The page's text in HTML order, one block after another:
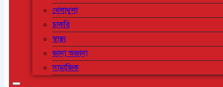
খেলাধুলা
চাকরি
স্বাস্থ্য
জানা অজানা
সামাজিক